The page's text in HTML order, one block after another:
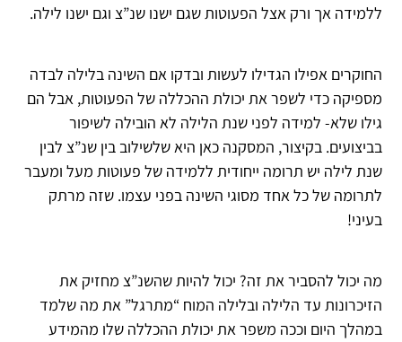
ללמידה אך ורק אצל הפעוטות שגם ישנו שנ”צ וגם ישנו לילה.
החוקרים אפילו הגדילו לעשות ובדקו אם השינה בלילה לבדה
מספיקה כדי לשפר את יכולת ההכללה של הפעוטות, אבל הם
גילו שלא- למידה לפני שנת הלילה לא הובילה לשיפור
בביצועים. בקיצור, המסקנה כאן היא שלשילוב בין שנ”צ לבין
שנת לילה יש תרומה ייחודית ללמידה של פעוטות מעל ומעבר
לתרומה של כל אחד מסוגי השינה בפני עצמו. שזה מרתק
בעיני!
מה יכול להסביר את זה? יכול להיות שהשנ”צ מחזיק את
הזיכרונות עד הלילה ובלילה המוח “מתרגל” את מה שלמד
במהלך היום וככה משפר את יכולת ההכללה שלו מהמידע